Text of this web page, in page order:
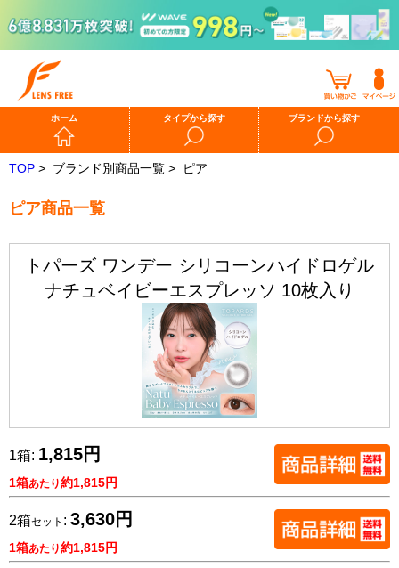
ホーム タイプから探す ブランドから探す
TOP > ブランド別商品一覧 > ピア
ピア商品一覧
トパーズ ワンデー シリコーンハイドロゲル
ナチュベイビーエスプレッソ 10枚入り
1箱: 1,815円
1箱あたり約1,815円
2箱セット : 3,630円
1箱あたり約1,815円